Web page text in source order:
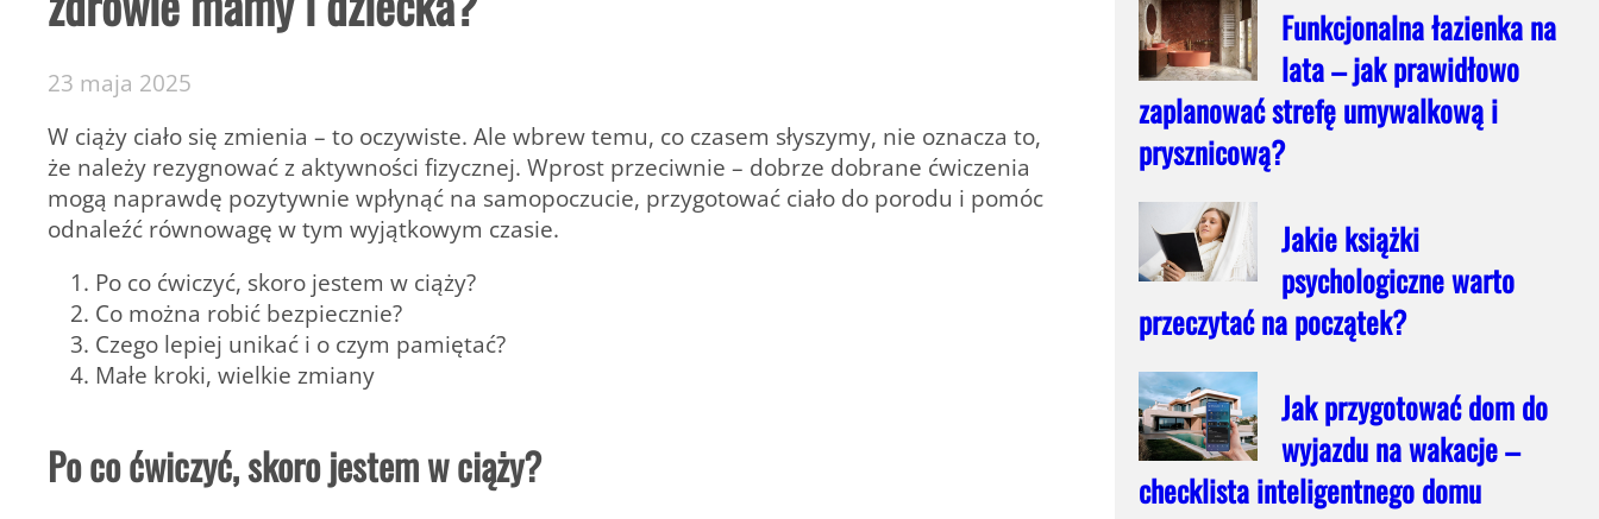
23 maja 2025
W ciąży ciało się zmienia – to oczywiste. Ale wbrew temu, co czasem słyszymy, nie oznacza to,
że należy rezygnować z aktywności fizycznej. Wprost przeciwnie – dobrze dobrane ćwiczenia
mogą naprawdę pozytywnie wpłynąć na samopoczucie, przygotować ciało do porodu i pomóc
odnaleźć równowagę w tym wyjątkowym czasie.
Po co ćwiczyć, skoro jestem w ciąży?
Co można robić bezpiecznie?
Czego lepiej unikać i o czym pamiętać?
Małe kroki, wielkie zmiany
Po co ćwiczyć, skoro jestem w ciąży?
Funkcjonalna łazienka na
lata – jak prawidłowo
zaplanować strefę umywalkową i
prysznicową?
Jakie książki
psychologiczne warto
przeczytać na początek?
Jak przygotować dom do
wyjazdu na wakacje –
checklista inteligentnego domu